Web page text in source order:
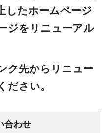
したホームページ
ジをリニューアル
ク先からリニュー
ださい。
合わせ